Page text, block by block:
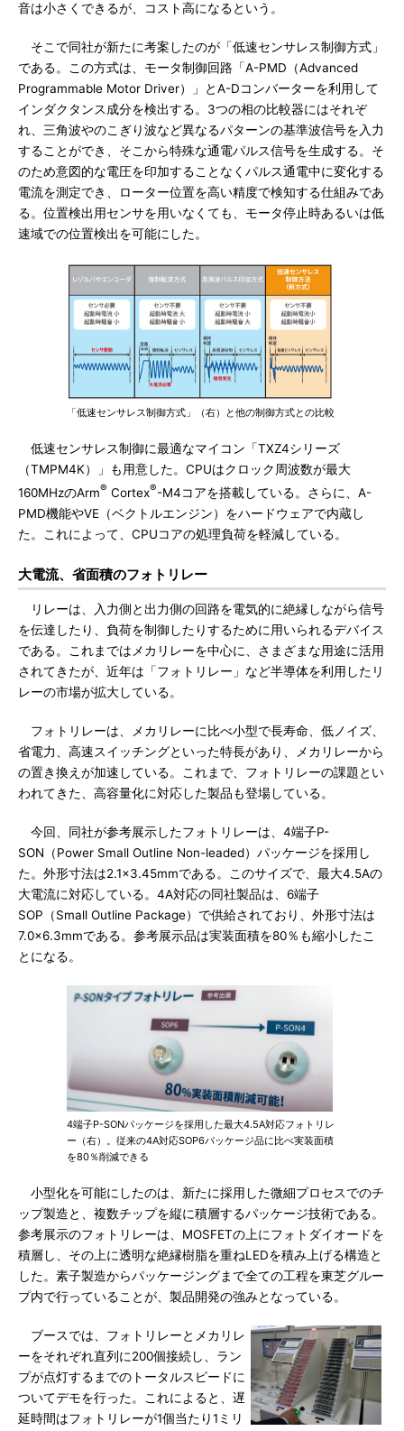
音は小さくできるが、コスト高になるという。
そこで同社が新たに考案したのが「低速センサレス制御方式」
である。この方式は、モータ制御回路「A-PMD（Advanced
Programmable Motor Driver）」とA-Dコンバーターを利用して
インダクタンス成分を検出する。3つの相の比較器にはそれぞ
れ、三角波やのこぎり波など異なるパターンの基準波信号を入力
することができ、そこから特殊な通電パルス信号を生成する。そ
のため意図的な電圧を印加することなくパルス通電中に変化する
電流を測定でき、ローター位置を高い精度で検知する仕組みであ
る。位置検出用センサを用いなくても、モータ停止時あるいは低
速域での位置検出を可能にした。
「低速センサレス制御方式」（右）と他の制御方式との比較
低速センサレス制御に最適なマイコン「TXZ4シリーズ
（TMPM4K）」も用意した。CPUはクロック周波数が最大
160MHzのArm® Cortex®-M4コアを搭載している。さらに、A-
PMD機能やVE（ベクトルエンジン）をハードウェアで内蔵し
た。これによって、CPUコアの処理負荷を軽減している。
大電流、省面積のフォトリレー
リレーは、入力側と出力側の回路を電気的に絶縁しながら信号
を伝達したり、負荷を制御したりするために用いられるデバイス
である。これまではメカリレーを中心に、さまざまな用途に活用
されてきたが、近年は「フォトリレー」など半導体を利用したリ
レーの市場が拡大している。
フォトリレーは、メカリレーに比べ小型で長寿命、低ノイズ、
省電力、高速スイッチングといった特長があり、メカリレーから
の置き換えが加速している。これまで、フォトリレーの課題とい
われてきた、高容量化に対応した製品も登場している。
今回、同社が参考展示したフォトリレーは、4端子P-
SON（Power Small Outline Non-leaded）パッケージを採用し
た。外形寸法は2.1×3.45mmである。このサイズで、最大4.5Aの
大電流に対応している。4A対応の同社製品は、6端子
SOP（Small Outline Package）で供給されており、外形寸法は
7.0×6.3mmである。参考展示品は実装面積を80％も縮小したこ
とになる。
4端子P-SONパッケージを採用した最大4.5A対応フォトリレ
ー（右）。従来の4A対応SOP6パッケージ品に比べ実装面積
を80％削減できる
小型化を可能にしたのは、新たに採用した微細プロセスでのチ
ップ製造と、複数チップを縦に積層するパッケージ技術である。
参考展示のフォトリレーは、MOSFETの上にフォトダイオードを
積層し、その上に透明な絶縁樹脂を重ねLEDを積み上げる構造と
した。素子製造からパッケージングまで全ての工程を東芝グルー
プ内で行っていることが、製品開発の強みとなっている。
ブースでは、フォトリレーとメカリレ
ーをそれぞれ直列に200個接続し、ラン
プが点灯するまでのトータルスピードに
ついてデモを行った。これによると、遅
延時間はフォトリレーが1個当たり1ミリ